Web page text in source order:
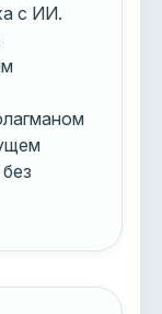
с ИИ.